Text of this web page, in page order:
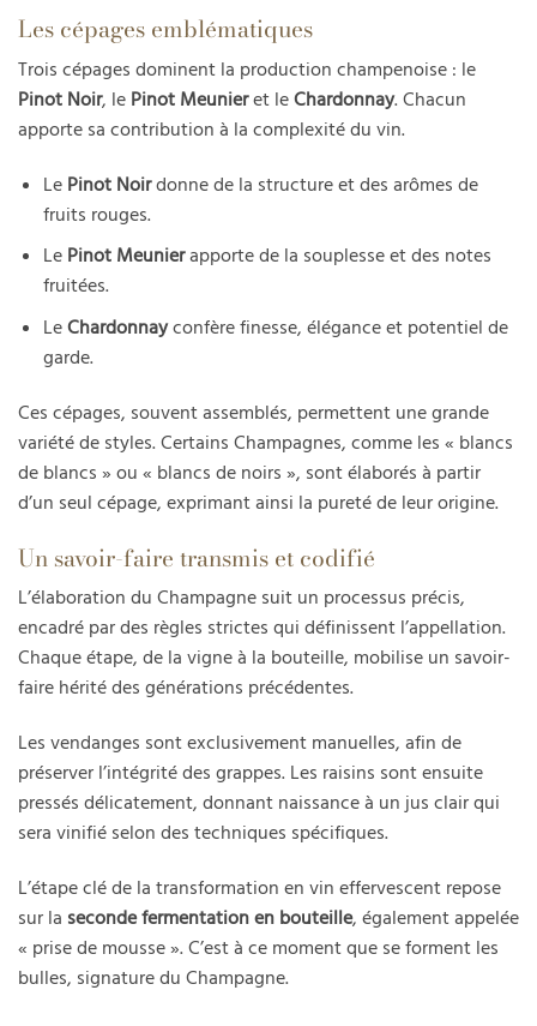
Les cépages emblématiques
Trois cépages dominent la production champenoise : le
Pinot Noir, le Pinot Meunieret leChardonnay. Chacun
apporte sa contribution à la complexité du vin.
Le Pinot Noirdonne de la structure et des arômes de
fruits rouges.
Le Pinot Meunierapporte de la souplesse et des notes
fruitées.
LeChardonnayconfère finesse, élégance et potentiel de
garde.
Ces cépages, souvent assemblés, permettent une grande
variété de styles. Certains Champagnes, comme les « blancs
de blancs » ou « blancs de noirs », sont élaborés à partir
d’un seul cépage, exprimant ainsi la pureté de leur origine.
Un savoir-faire transmis et codifié
L’élaboration du Champagne suit un processus précis,
encadré par des règles strictes qui définissent l’appellation.
Chaque étape, de la vigne à la bouteille, mobilise un savoir-
faire hérité des générations précédentes.
Les vendanges sont exclusivement manuelles, afin de
préserver l’intégrité des grappes. Les raisins sont ensuite
pressés délicatement, donnant naissance à un jus clair qui
sera vinifié selon des techniques spécifiques.
L’étape clé de la transformation en vin effervescent repose
sur la seconde fermentation en bouteille, également appelée
« prise de mousse ». C’est à ce moment que se forment les
bulles, signature du Champagne.